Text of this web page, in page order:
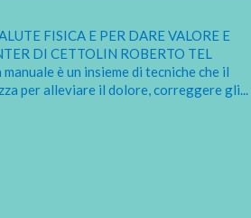
FISICA E PER DARE VALORE E
DI CETTOLIN ROBERTO TEL
è un insieme di tecniche che il
per alleviare il dolore, correggere gli...